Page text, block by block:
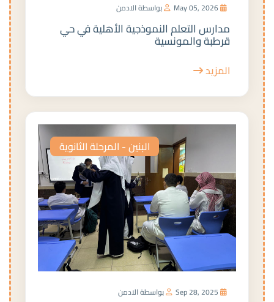
بواسطة الادمن
مدارس التعلم النموذجية الأهلية في حي
قرطبة والمونسية
المزيد
البنين - المرحلة الثانوية
بواسطة الادمن